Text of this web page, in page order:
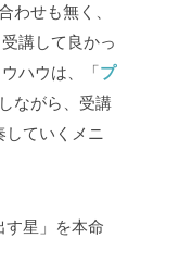
わせも無く、
講して良かっ
ハウは、「プ
ながら、受講
していくメニ
す星」を本命